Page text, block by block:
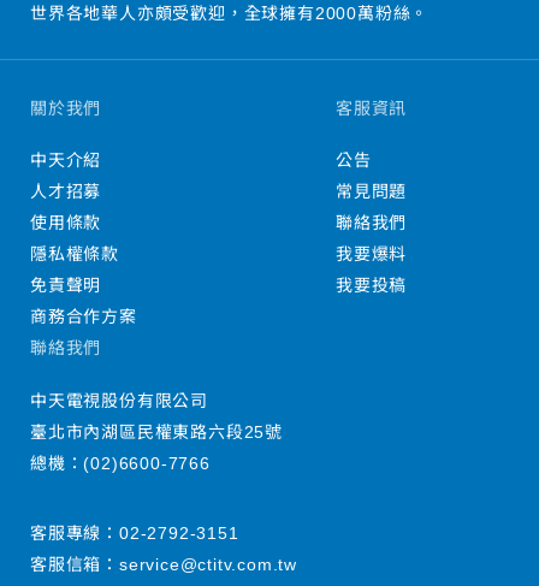
世界各地華人亦頗受歡迎，全球擁有2000萬粉絲。
關於我們
中天介紹
人才招募
使用條款
隱私權條款
免責聲明
商務合作方案
客服資訊
公告
常見問題
聯絡我們
我要爆料
我要投稿
聯絡我們
中天電視股份有限公司
臺北市內湖區民權東路六段25號
總機：(02)6600-7766
客服專線： 02-2792-3151
客服信箱： service@ctitv.com.tw